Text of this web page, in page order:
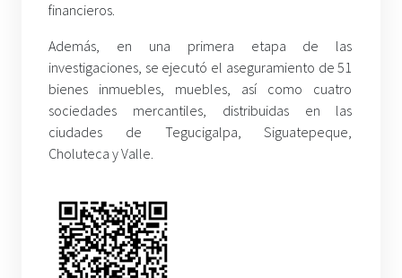
financieros.
Además, en una primera etapa de las
investigaciones, se ejecutó el aseguramiento de 51
bienes inmuebles, muebles, así como cuatro
sociedades mercantiles, distribuidas en las
ciudades de Tegucigalpa, Siguatepeque,
Choluteca y Valle.